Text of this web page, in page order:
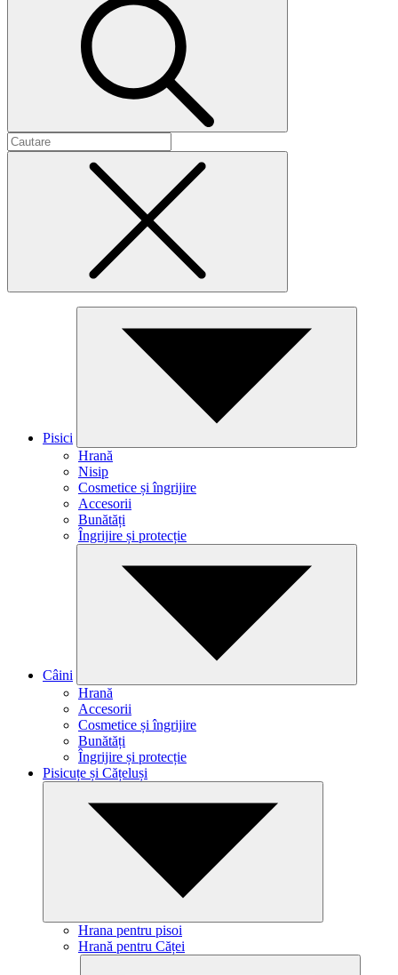
Pisici
Hrană
Nisip
Cosmetice și îngrijire
Accesorii
Bunătăți
Îngrijire și protecție
Câini
Hrană
Accesorii
Cosmetice și îngrijire
Bunătăți
Îngrijire și protecție
Pisicuțe și Cățeluși
Hrana pentru pisoi
Hrană pentru Căței